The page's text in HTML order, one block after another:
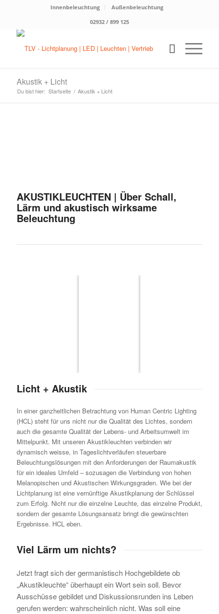
Innenbeleuchtung
Außenbeleuchtung
02932 / 899 125
Akustik + Licht
Du bist hier: Startseite / Akustik + Licht
AKUSTIKLEUCHTEN | Über Schall,
Lärm und akustisch wirksame
Beleuchtung
Licht + Akustik
In einer ganzheitlichen Betrachtung von Human Centric Lighting
(HCL) steht für uns nicht nur die Qualität des Lichtes, sondern
auch die gesamte Qualität der Lebens- und Arbeitsumwelt im
Mittelpunkt. Mit unseren Akustikleuchten verbinden wir
dynamisch weisse, in Tageslichtverläufen steuerbare
Beleuchtungslösungen mit den Anforderungen der Raumakustik
für ein ideales Umfeld – sozusagen die Verbindung von hohen
Melanopischen und Akustischen Wirkungsgraden. Wie bei der
Lichtplanung ist eine vernünftige Akustikplanung der Schlüssel
zum Erfolg. Nicht nur die einzelne Leuchte, das einzelne Produkt,
sondern der gesamte Lösungsansatz bringt die gewünschten
Ergebnisse. HCL eben.
Viel Lärm um nichts?
Jetzt fragt sich der germanistisch Hochgebildete ob
„Akustikleuchte“ überhaupt ein Wort sein soll. Bevor
Ausschüsse gebildet und Diskussionsrunden ins Leben
gerufen werden: wahrscheinlich nicht. Was soll eine